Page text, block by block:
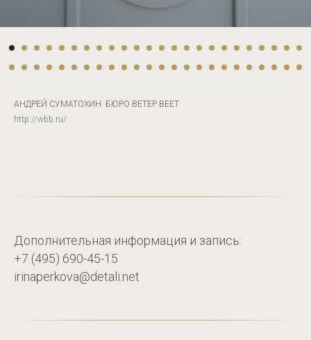
АНДРЕЙ СУМАТОХИН. БЮРО ВЕТЕР ВЕЕТ
http://wbb.ru/
Дополнительная информация и запись:
+7 (495) 690-45-15
irinaperkova@detali.net